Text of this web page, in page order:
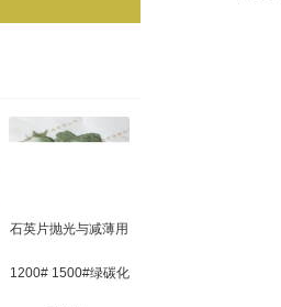
石英片抛光与减薄用
1200# 1500#绿碳化